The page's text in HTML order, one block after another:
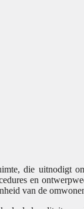
die uitnodigt
en
van de